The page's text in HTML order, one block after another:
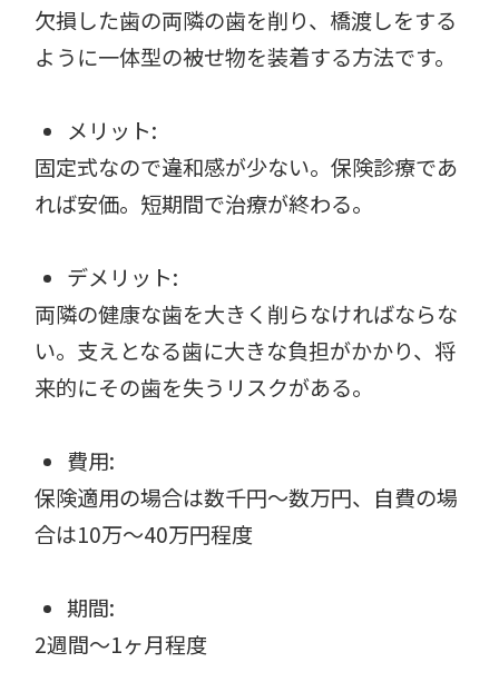
欠損した歯の両隣の歯を削り、橋渡しをする
ように一体型の被せ物を装着する方法です。
メリット:
固定式なので違和感が少ない。保険診療であ
れば安価。短期間で治療が終わる。
デメリット:
両隣の健康な歯を大きく削らなければならな
い。支えとなる歯に大きな負担がかかり、将
来的にその歯を失うリスクがある。
費用:
保険適用の場合は数千円〜数万円、自費の場
合は10万〜40万円程度
期間:
2週間〜1ヶ月程度